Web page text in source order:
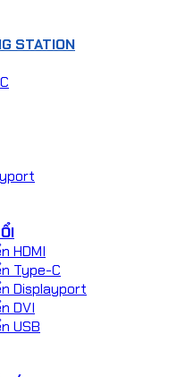
STATION
HDMI
Type-C
Displayport
DVI
USB